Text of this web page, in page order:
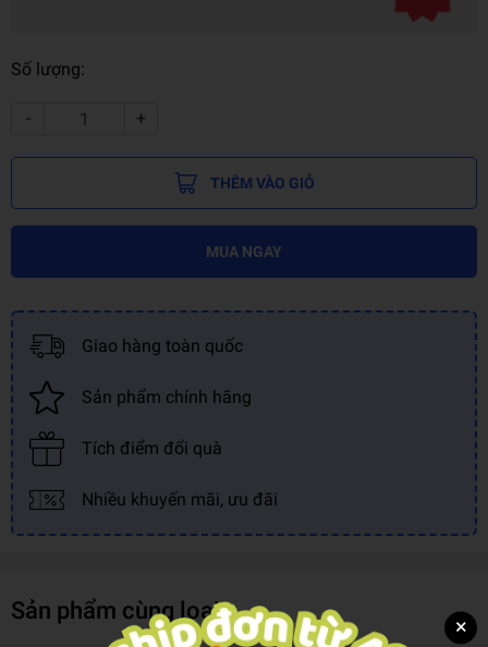
Số lượng:
- +
THÊM VÀO GIỎ
MUA NGAY
Giao hàng toàn quốc
Sản phẩm chính hãng
Tích điểm đổi quà
Nhiều khuyến mãi, ưu đãi
Sản phẩm cùng loại
×